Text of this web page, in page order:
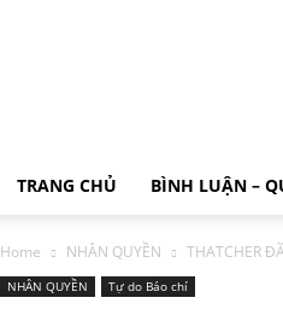
TRANG CHỦ BÌNH LUẬN –
Home NHÂN QUYỀN THATCHER
NHÂN QUYỀN Tự do Báo chí